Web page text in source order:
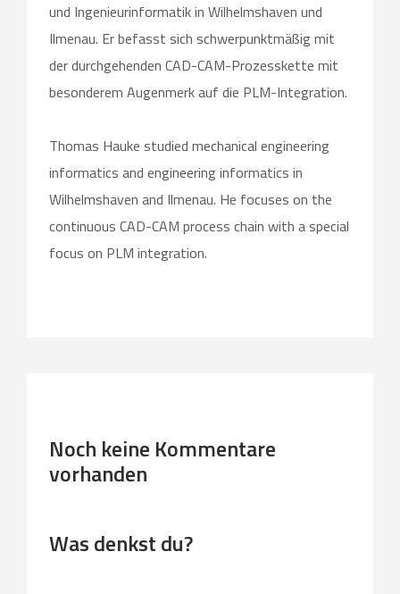
und Ingenieurinformatik in Wilhelmshaven und
Ilmenau. Er befasst sich schwerpunktmäßig mit
der durchgehenden CAD-CAM-Prozesskette mit
besonderem Augenmerk auf die PLM-Integration.
Thomas Hauke studied mechanical engineering
informatics and engineering informatics in
Wilhelmshaven and Ilmenau. He focuses on the
continuous CAD-CAM process chain with a special
focus on PLM integration.
Noch keine Kommentare
vorhanden
Was denkst du?